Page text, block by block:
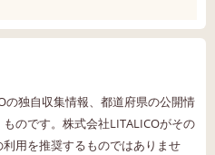
の独自収集情報、都道府県の公開情
のです。株式会社LITALICOがその
用を推奨するものではありませ